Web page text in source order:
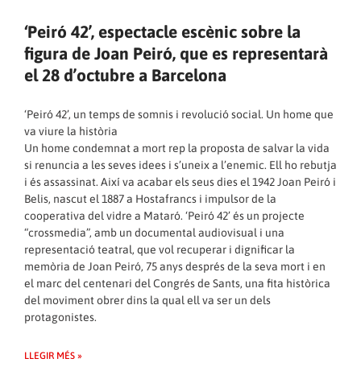
‘Peiró 42’, espectacle escènic sobre la
figura de Joan Peiró, que es representarà
el 28 d’octubre a Barcelona
‘Peiró 42’, un temps de somnis i revolució social. Un home que
va viure la història
Un home condemnat a mort rep la proposta de salvar la vida
si renuncia a les seves idees i s’uneix a l’enemic. Ell ho rebutja
i és assassinat. Així va acabar els seus dies el 1942 Joan Peiró i
Belis, nascut el 1887 a Hostafrancs i impulsor de la
cooperativa del vidre a Mataró. ‘Peiró 42’ és un projecte
“crossmedia”, amb un documental audiovisual i una
representació teatral, que vol recuperar i dignificar la
memòria de Joan Peiró, 75 anys després de la seva mort i en
el marc del centenari del Congrés de Sants, una fita històrica
del moviment obrer dins la qual ell va ser un dels
protagonistes.
LLEGIR MÉS »